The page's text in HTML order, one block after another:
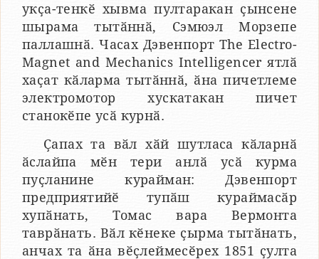
укҫа-тенкӗ хывма пултаракан ҫынсене
шырама тытӑннӑ, Сэмюэл Морзепе
паллашнӑ. Часах Дэвенпорт The Electro-
Magnet and Mechanics Intelligencer ятлӑ
хаҫат кӑларма тытӑннӑ, ӑна пичетлеме
электромотор хускатакан пичет
станокӗпе усӑ курнӑ.
Ҫапах та вӑл хӑй шутласа кӑларнӑ
ӑслайпа мӗн тери анлӑ усӑ курма
пуҫланине курайман: Дэвенпорт
предприятийӗ тупӑш кураймасӑр
хупӑнать, Томас вара Вермонта
таврӑнать. Вӑл кӗнеке ҫырма тытӑнать,
анчах та ӑна вӗҫлеймесӗрех 1851 ҫулта